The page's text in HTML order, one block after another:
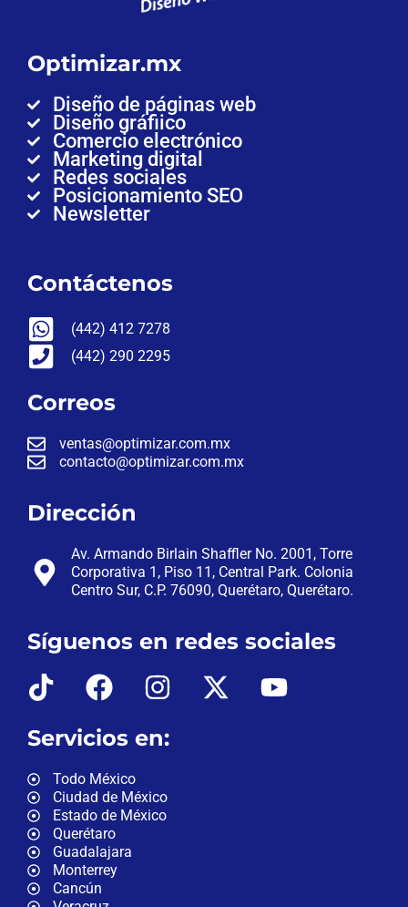
Optimizar.mx
Diseño de páginas web
Diseño gráfiico
Comercio electrónico
Marketing digital
Redes sociales
Posicionamiento SEO
Newsletter
Contáctenos
(442) 412 7278
(442) 290 2295
Correos
ventas@optimizar.com.mx
contacto@optimizar.com.mx
Dirección
Av. Armando Birlain Shaffler No. 2001, Torre
Corporativa 1, Piso 11, Central Park. Colonia
Centro Sur, C.P. 76090, Querétaro, Querétaro.
Síguenos en redes sociales
Servicios en:
Todo México
Ciudad de México
Estado de México
Querétaro
Guadalajara
Monterrey
Cancún